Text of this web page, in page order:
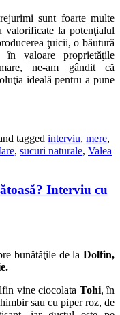
sunt foarte multe
valorificate la potenţialul
ţuicii, o băutură
valoare proprietăţile
ne-am gândit că
ideală pentru a pune
tagged interviu, mere,
, sucuri naturale, Valea
Interviu cu
bunătăţile de la Dolfin,
vine ciocolata Tohi, în
sau cu piper roz, de